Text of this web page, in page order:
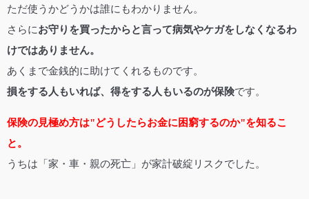
ただ使うかどうかは誰にもわかりません。
さらにお守りを買ったからと言って病気やケガをしなくなるわ
けではありません。
あくまで金銭的に助けてくれるものです。
損をする人もいれば、得をする人もいるのが保険です。
保険の見極め方は"どうしたらお金に困窮するのか"を知るこ
と。
うちは「家・車・親の死亡」が家計破綻リスクでした。